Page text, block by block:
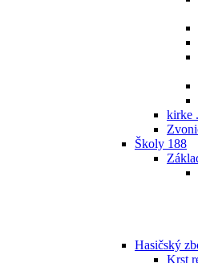
kirke
Školy 188
Hasičský
Krst